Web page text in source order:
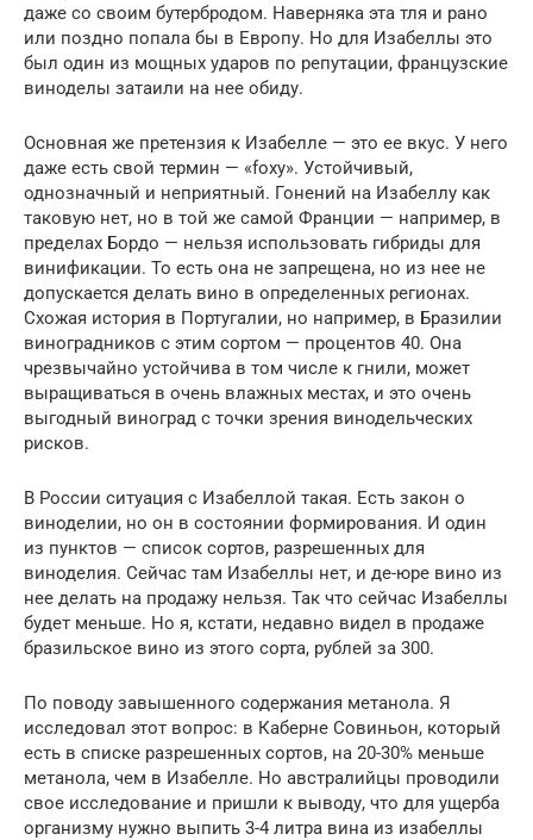
даже со своим бутербродом. Наверняка эта тля и рано
или поздно попала бы в Европу. Но для Изабеллы это
был один из мощных ударов по репутации, французские
виноделы затаили на нее обиду.
Основная же претензия к Изабелле — это ее вкус. У него
даже есть свой термин — «foxy». Устойчивый,
однозначный и неприятный. Гонений на Изабеллу как
таковую нет, но в той же самой Франции — например, в
пределах Бордо — нельзя использовать гибриды для
винификации. То есть она не запрещена, но из нее не
допускается делать вино в определенных регионах.
Схожая история в Португалии, но например, в Бразилии
виноградников с этим сортом — процентов 40. Она
чрезвычайно устойчива в том числе к гнили, может
выращиваться в очень влажных местах, и это очень
выгодный виноград с точки зрения винодельческих
рисков.
В России ситуация с Изабеллой такая. Есть закон о
виноделии, но он в состоянии формирования. И один
из пунктов — список сортов, разрешенных для
виноделия. Сейчас там Изабеллы нет, и де-юре вино из
нее делать на продажу нельзя. Так что сейчас Изабеллы
будет меньше. Но я, кстати, недавно видел в продаже
бразильское вино из этого сорта, рублей за 300.
По поводу завышенного содержания метанола. Я
исследовал этот вопрос: в Каберне Совиньон, который
есть в списке разрешенных сортов, на 20-30% меньше
метанола, чем в Изабелле. Но австралийцы проводили
свое исследование и пришли к выводу, что для ущерба
организму нужно выпить 3-4 литра вина из изабеллы